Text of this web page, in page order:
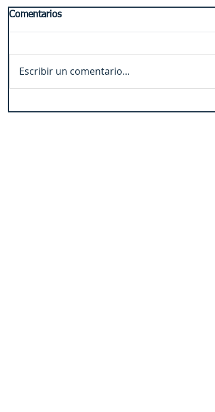
Comentarios
Escribir un comentario...